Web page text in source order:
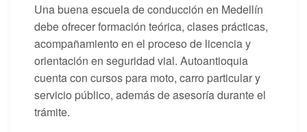
Una buena escuela de conducción en Medellín
debe ofrecer formación teórica, clases prácticas,
acompañamiento en el proceso de licencia y
orientación en seguridad vial. Autoantioquia
cuenta con cursos para moto, carro particular y
servicio público, además de asesoría durante el
trámite.